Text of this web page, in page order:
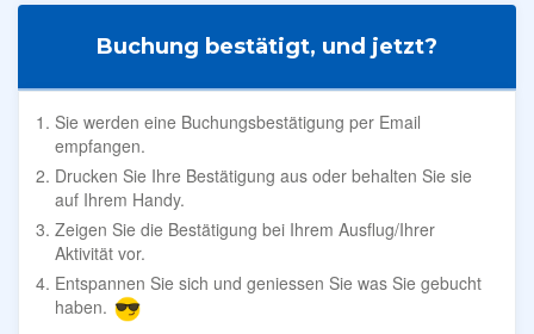
Buchung bestätigt, und jetzt?
Sie werden eine Buchungsbestätigung per Email
empfangen.
Drucken Sie Ihre Bestätigung aus oder behalten Sie sie
auf Ihrem Handy.
Zeigen Sie die Bestätigung bei Ihrem Ausflug/Ihrer
Aktivität vor.
Entspannen Sie sich und geniessen Sie was Sie gebucht
haben.